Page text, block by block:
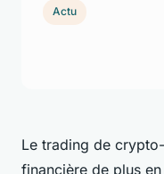
Le trading de
financière de plus
Actu